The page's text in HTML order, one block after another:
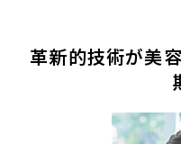
革新的技術が美